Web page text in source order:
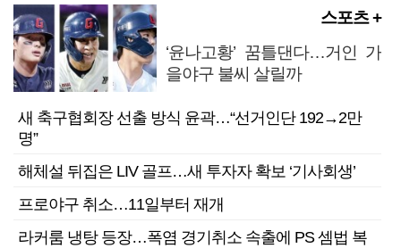
스포츠 +
‘윤나고황’ 꿈틀댄다…거인 가
을야구 불씨 살릴까
새 축구협회장 선출 방식 윤곽…“선거인단 192→2만
명”
해체설 뒤집은 LIV 골프…새 투자자 확보 ‘기사회생’
프로야구 취소…11일부터 재개
라커룸 냉탕 등장…폭염 경기취소 속출에 PS 셈법 복